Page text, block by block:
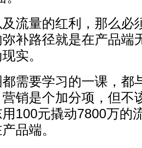
流量的红利，那么必
补路径就是在产品端
实。
需要学习的一课，都
销是个加分项，但不
100元撬动7800万的
品端。